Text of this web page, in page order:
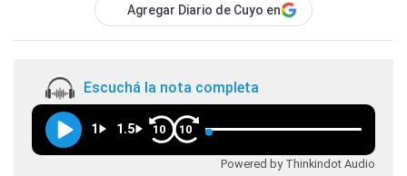
Agregar Diario de Cuyo en
Escuchá la nota completa
1 1.5 10 10
Powered by Thinkindot Audio